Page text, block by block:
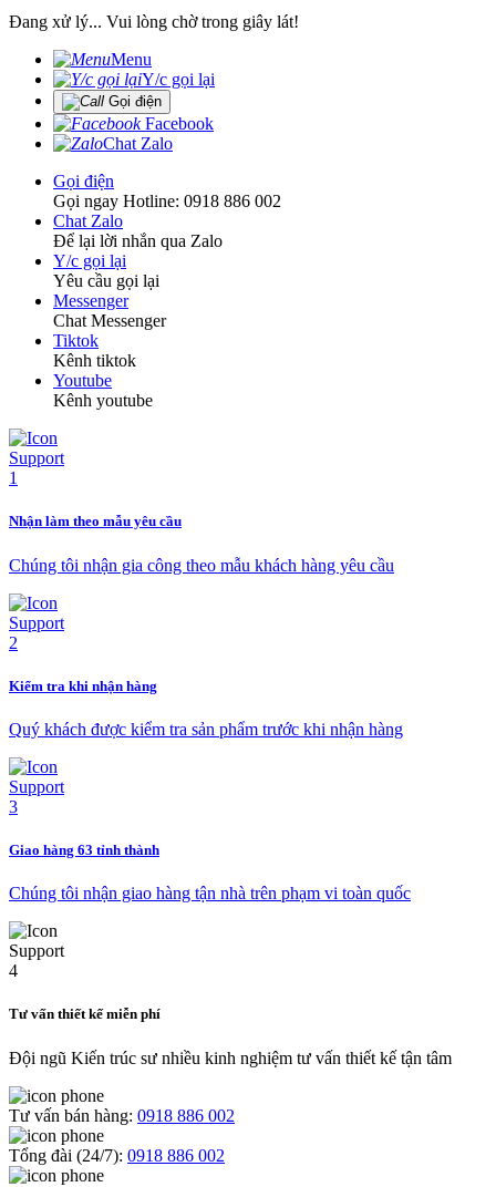
Đang xử lý... Vui lòng chờ trong giây lát!
Menu
Y/c gọi lại
Gọi điện
Facebook
Chat Zalo
Gọi điện
Gọi ngay Hotline: 0918 886 002
Chat Zalo
Để lại lời nhắn qua Zalo
Y/c gọi lại
Yêu cầu gọi lại
Messenger
Chat Messenger
Tiktok
Kênh tiktok
Youtube
Kênh youtube
Nhận làm theo mẫu yêu cầu
Chúng tôi nhận gia công theo mẫu khách hàng yêu cầu
Kiểm tra khi nhận hàng
Quý khách được kiểm tra sản phẩm trước khi nhận hàng
Giao hàng 63 tỉnh thành
Chúng tôi nhận giao hàng tận nhà trên phạm vi toàn quốc
Tư vấn thiết kế miễn phí
Đội ngũ Kiến trúc sư nhiều kinh nghiệm tư vấn thiết kế tận tâm
Tư vấn bán hàng: 0918 886 002
Tổng đài (24/7): 0918 886 002